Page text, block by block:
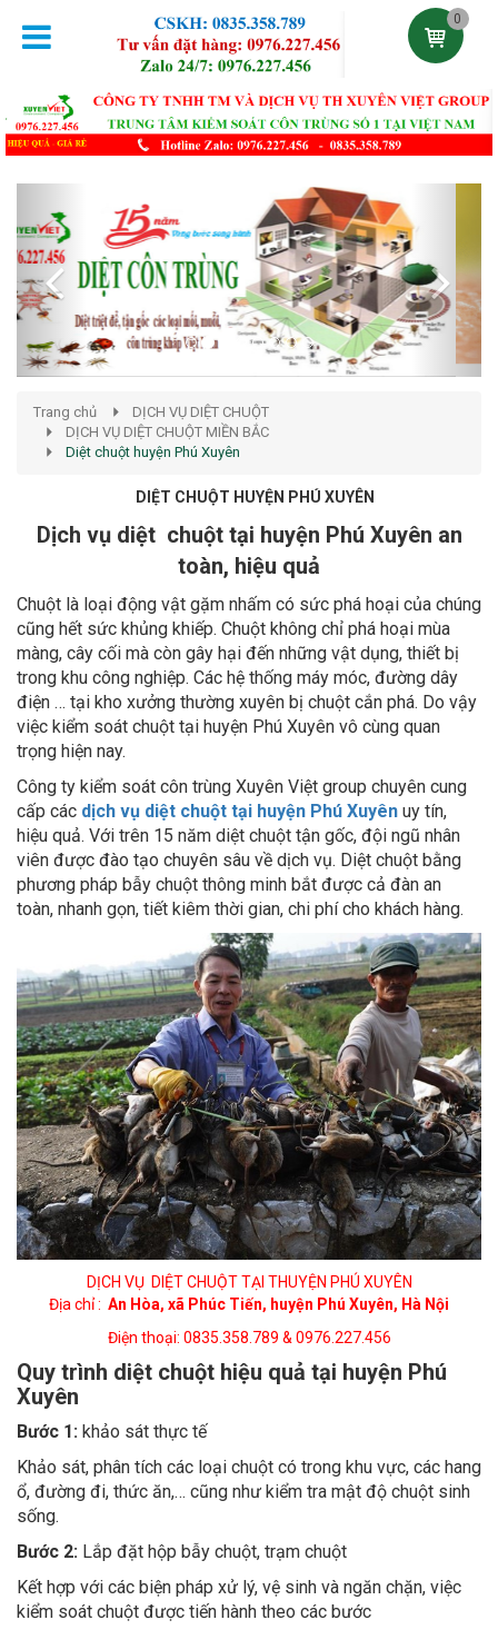
0
DỊCH VỤ DIỆT CHUỘT
DỊCH VỤ DIỆT CHUỘT MIỀN BẮC
Diệt chuột huyện Phú Xuyên
DIỆT CHUỘT HUYỆN PHÚ XUYÊN
Dịch vụ diệt chuột tại huyện Phú Xuyên an
toàn, hiệu quả
Chuột là loại động vật gặm nhấm có sức phá hoại của chúng
cũng hết sức khủng khiếp. Chuột không chỉ phá hoại mùa
màng, cây cối mà còn gây hại đến những vật dụng, thiết bị
trong khu công nghiệp. Các hệ thống máy móc, đường dây
điện … tại kho xưởng thường xuyên bị chuột cắn phá. Do vậy
việc kiểm soát chuột tại huyện Phú Xuyên vô cùng quan
trọng hiện nay.
Công ty kiểm soát côn trùng Xuyên Việt group chuyên cung
cấp cácdịch vụ diệt chuột tại huyện Phú Xuyênuy tín,
hiệu quả. Với trên 15 năm diệt chuột tận gốc, đội ngũ nhân
viên được đào tạo chuyên sâu về dịch vụ. Diệt chuột bằng
phương pháp bẫy chuột thông minh bắt được cả đàn an
toàn, nhanh gọn, tiết kiêm thời gian, chi phí cho khách hàng.
DỊCH VỤ DIỆT CHUỘT TẠI THUYỆN PHÚ XUYÊN
Địa chỉ :An Hòa, xã Phúc Tiến, huyện Phú Xuyên, Hà Nội
Quy trình diệt chuột hiệu quả tại huyện Phú
Xuyên
Bước 1: khảo sát thực tế
Khảo sát, phân tích các loại chuột có trong khu vực, các hang
ổ, đường đi, thức ăn,… cũng như kiểm tra mật độ chuột sinh
sống.
Bước 2: Lắp đặt hộp bẫy chuột, trạm chuột
Kết hợp với các biện pháp xử lý, vệ sinh và ngăn chặn, việc
kiểm soát chuột được tiến hành theo các bước